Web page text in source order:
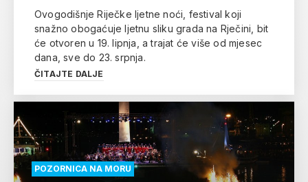
Ovogodišnje Riječke ljetne noći, festival koji
snažno obogaćuje ljetnu sliku grada na Rječini, bit
će otvoren u 19. lipnja, a trajat će više od mjesec
dana, sve do 23. srpnja.
ČITAJTE DALJE
POZORNICA NA MORU